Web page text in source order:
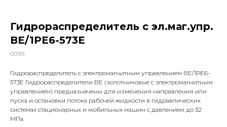
Гидрораспределитель с эл.маг.упр.
ВЕ/1РЕ6-573Е
0099
Гидрораспределитель с электромагнитным управлением ВЕ/1РЕ6-
573Е Гидрораспределители ВЕ (золотниковые с электромагнитным
управлением) предназначены для изменения направления или
пуска и остановки потока рабочей жидкости в гидравлических
системах стационарных и мобильных машин с давлением до 32
МПа.